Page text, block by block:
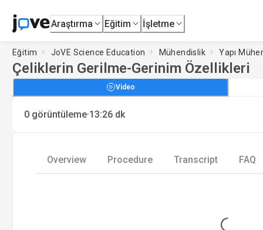
Araştırma Eğitim İşletme
Eğitim JoVE Science Education Mühendislik Yapı
Çeliklerin Gerilme-Gerinim Özellikleri
Video
0 görüntüleme·13:26 dk
Overview Procedure Transcript FAQ
Loading...